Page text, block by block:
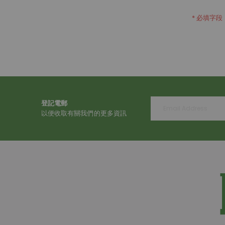
登記電郵
以便收取有關我們的更多資訊